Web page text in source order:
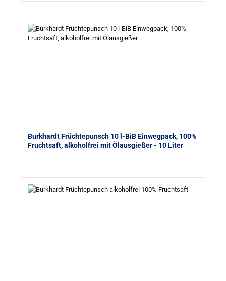
Burkhardt Früchtepunsch 10 l-BiB Einwegpack, 100%
Fruchtsaft, alkoholfrei mit Ölausgießer- 10 Liter